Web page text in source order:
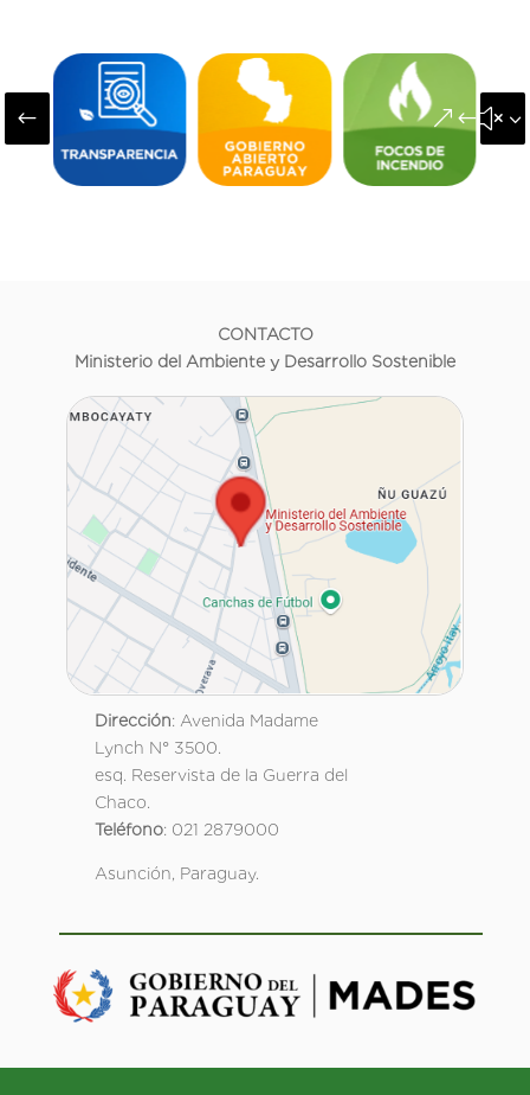
#
CONTACTO
Ministerio del Ambiente y Desarrollo Sostenible
Dirección: Avenida Madame
Lynch N° 3500.
esq. Reservista de la Guerra del
Chaco.
Teléfono: 021 2879000
Asunción, Paraguay.